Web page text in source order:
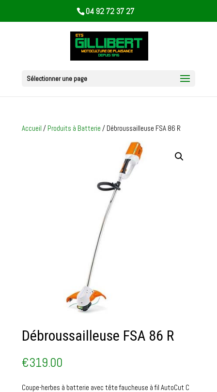
04 92 72 37 27
Sélectionner une page
Accueil / Produits à Batterie / Débroussailleuse FSA 86 R
Débroussailleuse FSA 86 R
€319.00
Coupe-herbes à batterie avec tête faucheuse à fil AutoCut C